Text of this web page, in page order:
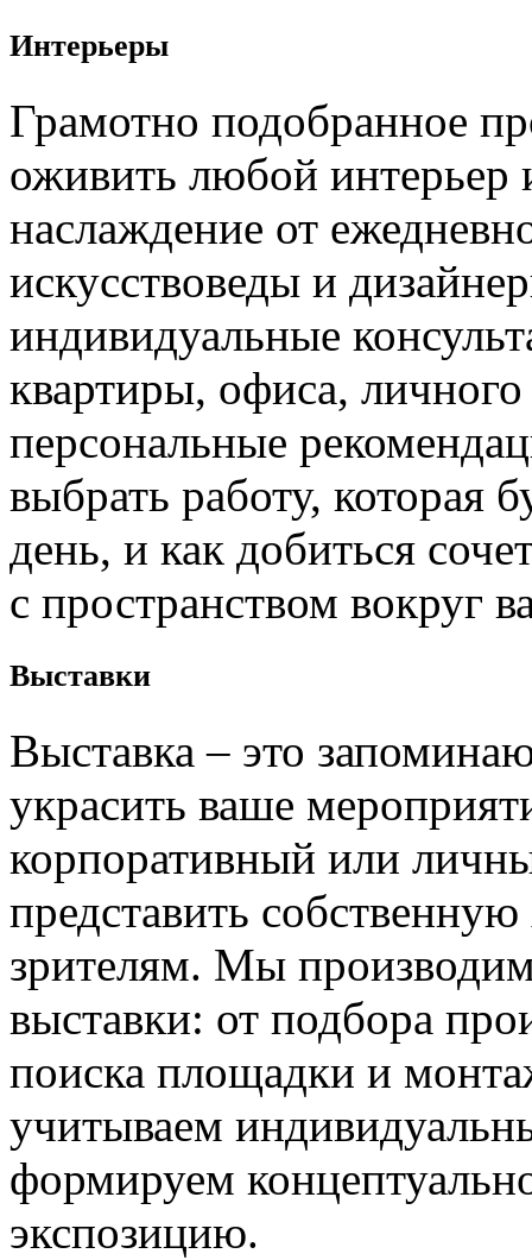
Интерьеры
Грамотно подобранное
оживить любой интерьер
наслаждение от
искусствоведы и
индивидуальные
квартиры, офиса,
персональные
выбрать работу, которая
день, и как добиться
с пространством вокруг
Выставки
Выставка – это
украсить ваше
корпоративный или
представить
зрителям. Мы
выставки: от подбора
поиска площадки и
учитываем
формируем
экспозицию.